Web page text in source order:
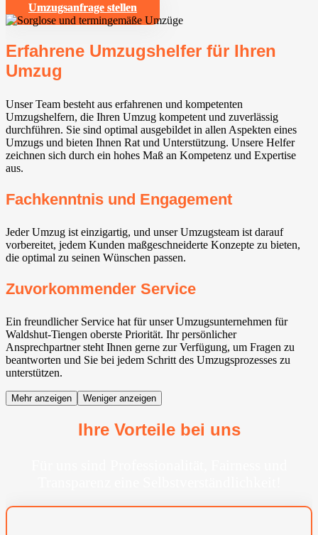
Umzugsanfrage stellen
Erfahrene Umzugshelfer für Ihren
Umzug
Unser Team besteht aus erfahrenen und kompetenten
Umzugshelfern, die Ihren Umzug kompetent und zuverlässig
durchführen. Sie sind optimal ausgebildet in allen Aspekten eines
Umzugs und bieten Ihnen Rat und Unterstützung. Unsere Helfer
zeichnen sich durch ein hohes Maß an Kompetenz und Expertise
aus.
Fachkenntnis und Engagement
Jeder Umzug ist einzigartig, und unser Umzugsteam ist darauf
vorbereitet, jedem Kunden maßgeschneiderte Konzepte zu bieten,
die optimal zu seinen Wünschen passen.
Zuvorkommender Service
Ein freundlicher Service hat für unser Umzugsunternehmen für
Waldshut-Tiengen oberste Priorität. Ihr persönlicher
Ansprechpartner steht Ihnen gerne zur Verfügung, um Fragen zu
beantworten und Sie bei jedem Schritt des Umzugsprozesses zu
unterstützen.
Mehr anzeigen Weniger anzeigen
Ihre Vorteile bei uns